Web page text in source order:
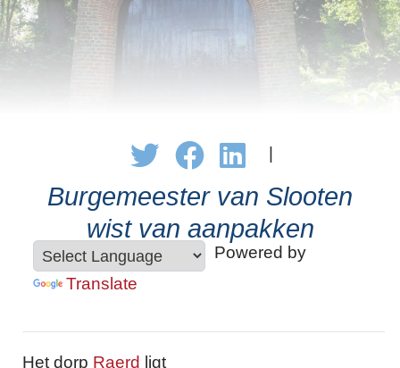
Burgemeester van Slooten
wist van aanpakken
Powered by
Translate
Het dorp Raerd
ligt